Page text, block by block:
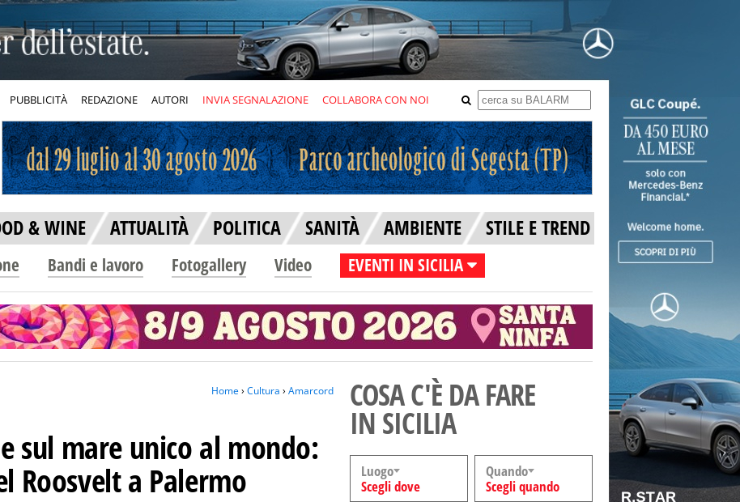
PUBBLICITÀ REDAZIONE AUTORI INVIA SEGNALAZIONE COLLABORA CON NOI
& WINE ATTUALITÀ POLITICA SANITÀ AMBIENTE STILE E TREND
Bandi e lavoro Fotogallery Video EVENTI IN SICILIA
Home› Cultura › Amarcord
sul mare unico al mondo:
Roosvelt a Palermo
COSA C'È DA FARE
IN SICILIA
Luogo
Scegli dove
Quando
Scegli quando